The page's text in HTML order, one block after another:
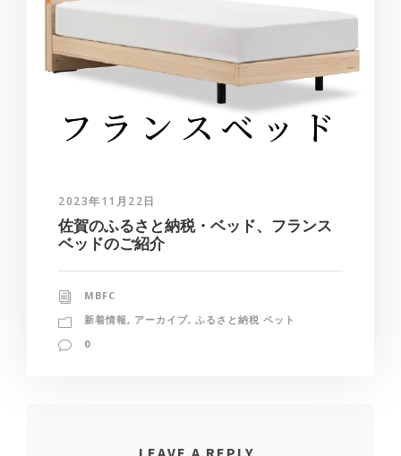
2023年11月22日
佐賀のふるさと納税・ベッド、フランス
ベッドのご紹介
MBFC
新着情報, アーカイブ, ふるさと納税 ペット
0